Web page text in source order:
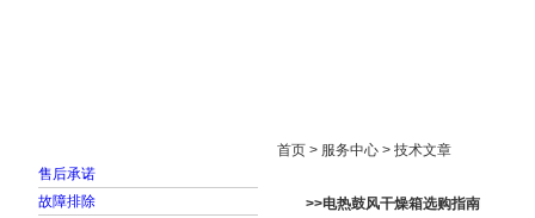
售后承诺
故障排除
首页 > 服务中心 > 技术文章
>>电热鼓风干燥箱选购指南